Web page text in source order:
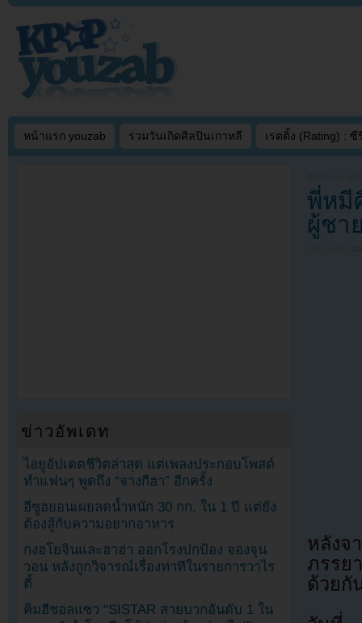
หน้าแรก youzab รวมวันเกิดศิลปินเกาหลี เรตติ้ง (Rating) : ซี
พี่หมี
ผู้ชา
หลัง
ภรรย
ด้วยกั
ข่าวอัพเดท
ไอยูอัปเดตชีวิตล่าสุด แต่เพลงประกอบโพสต์
ทำแฟนๆ พูดถึง “จางกีฮา” อีกครั้ง
อีซูฮยอนเผยลดน้ำหนัก 30 กก. ใน 1 ปี แต่ยัง
ต้องสู้กับความอยากอาหาร
กงฮโยจินและฮาฮ่า ออกโรงปกป้อง จองจุน
วอน หลังถูกวิจารณ์เรื่องท่าทีในรายการวาไร
ตี้
คิมฮีชอลแซว “SISTAR สายบวกอันดับ 1 ใน